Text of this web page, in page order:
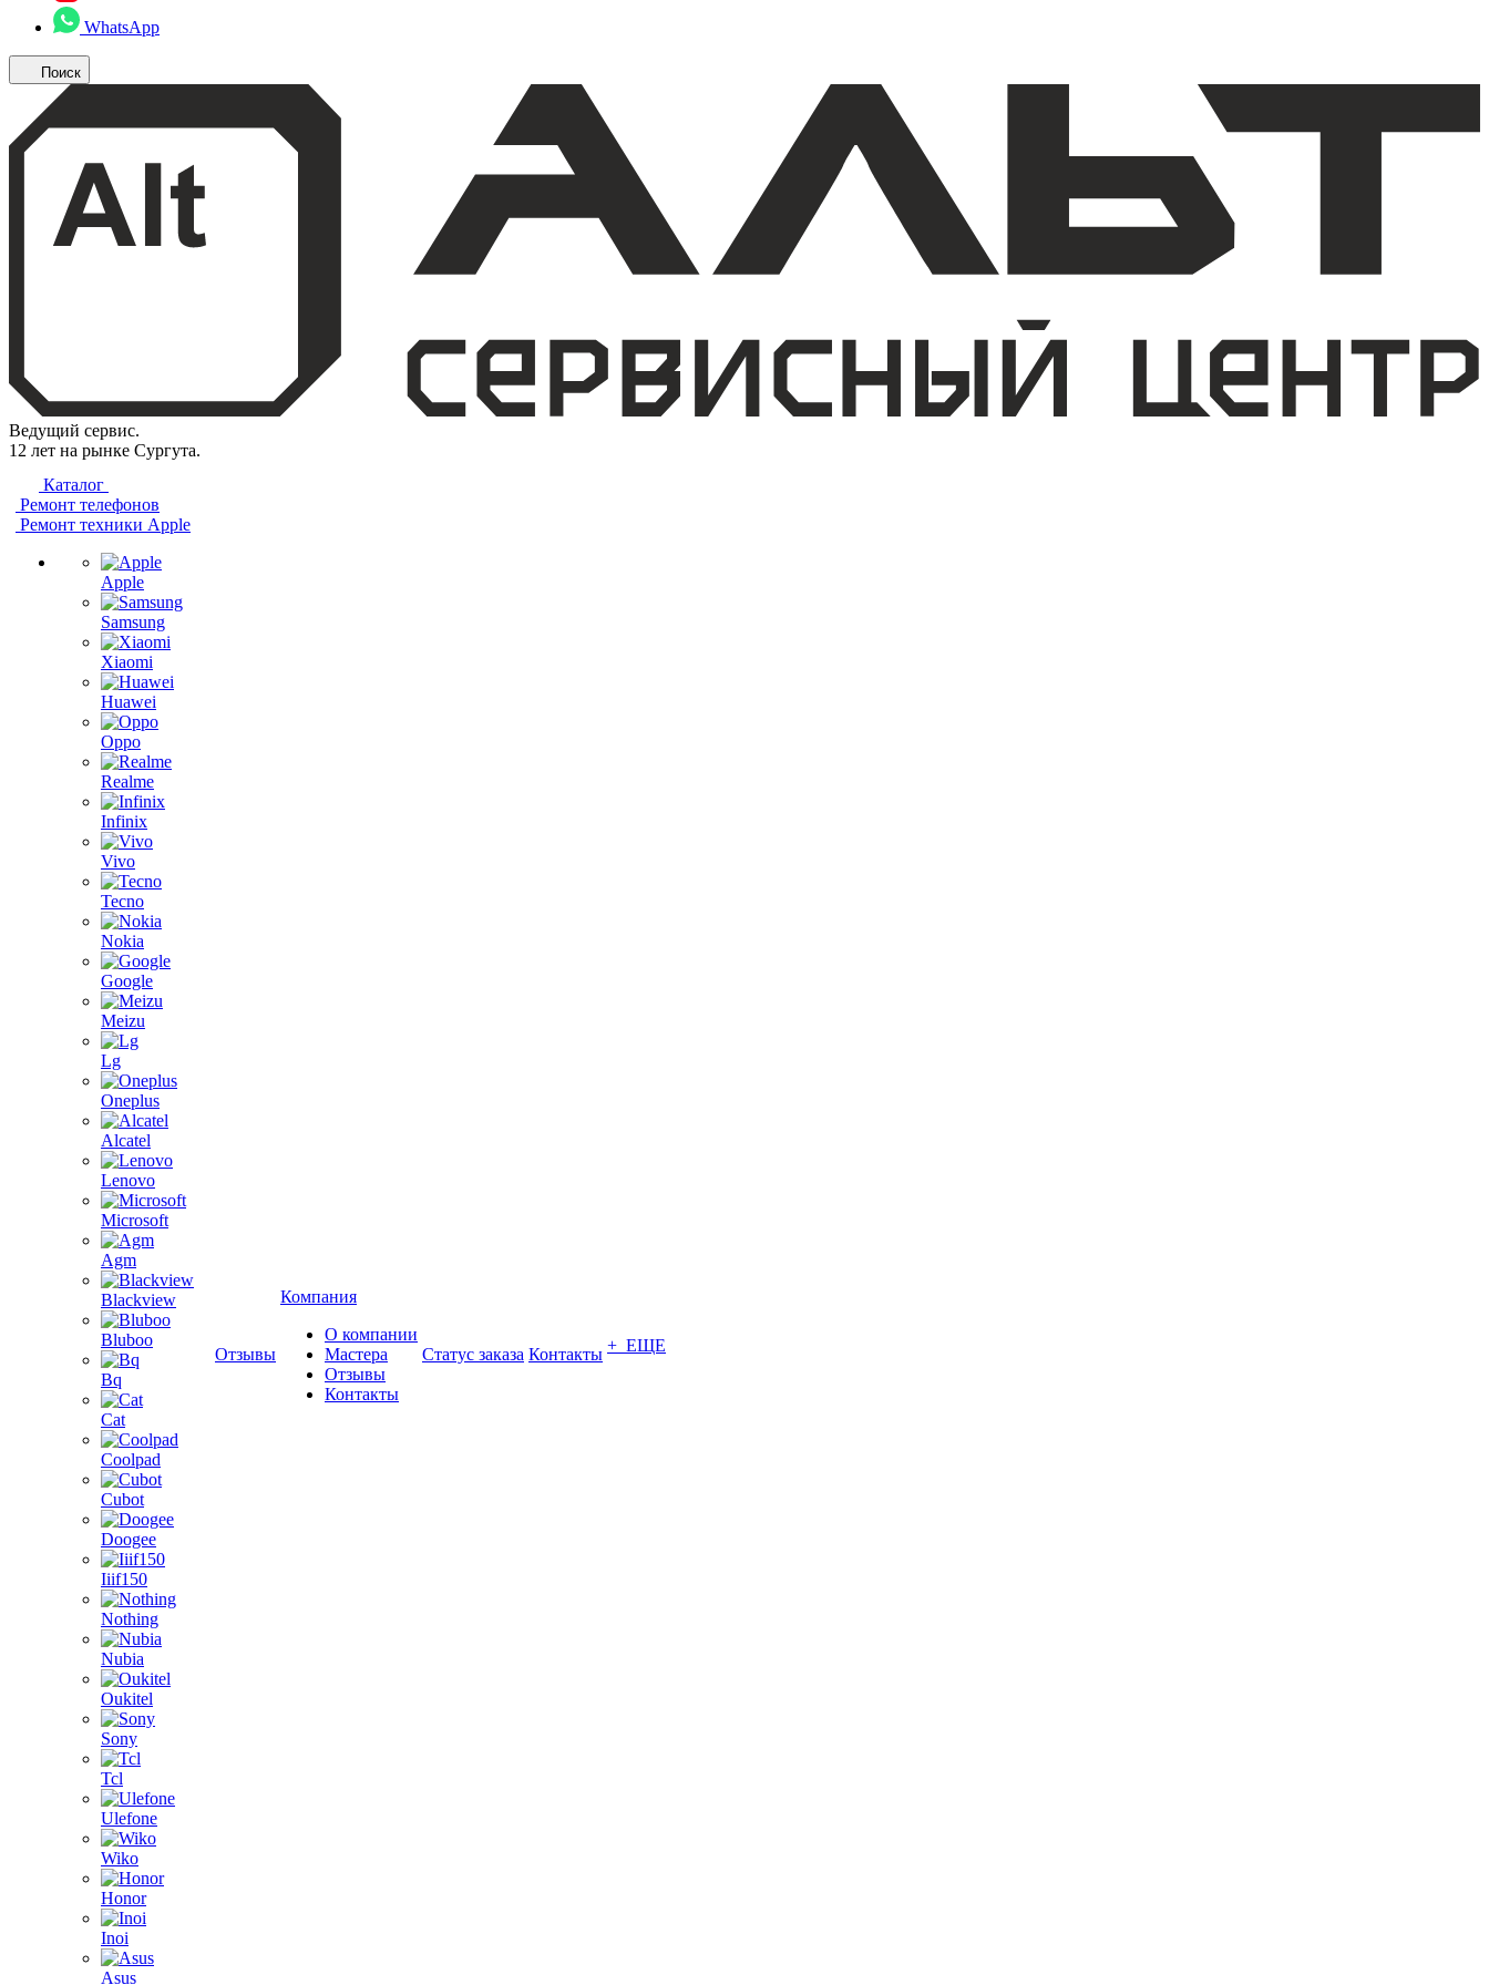
WhatsApp
Поиск
Ведущий сервис.
12 лет на рынке Сургута.
Каталог
Ремонт телефонов
Ремонт техники Apple
Apple
Samsung
Xiaomi
Huawei
Oppo
Realme
Infinix
Vivo
Tecno
Nokia
Google
Meizu
Lg
Oneplus
Alcatel
Lenovo
Microsoft
Agm
Blackview
Bluboo
Bq
Cat
Coolpad
Cubot
Doogee
Iiif150
Nothing
Nubia
Oukitel
Sony
Tcl
Ulefone
Wiko
Honor
Inoi
Asus
Отзывы
Компания
О компании
Мастера
Отзывы
Контакты
Статус заказа Контакты + ЕЩЕ